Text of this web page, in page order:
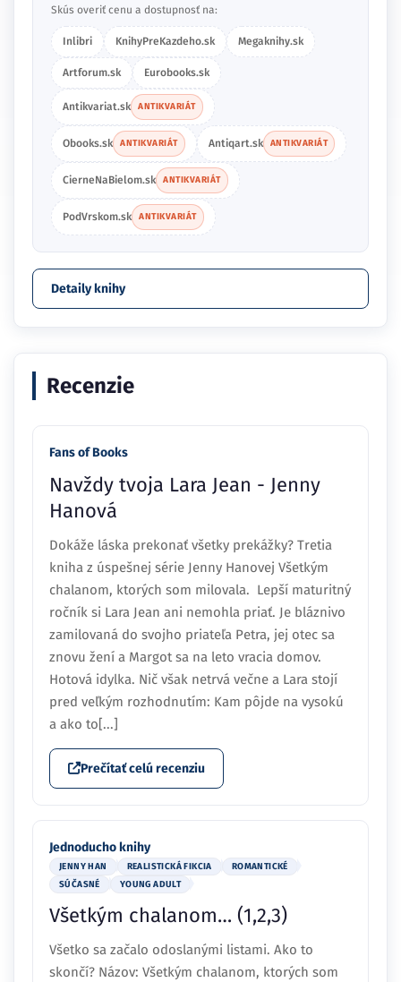
Skús overiť cenu a dostupnosť na:
Inlibri KnihyPreKazdeho.sk Megaknihy.sk
Artforum.sk Eurobooks.sk
Antikvariat.sk ANTIKVARIÁT
Obooks.sk ANTIKVARIÁT Antiqart.sk ANTIKVARIÁT
CierneNaBielom.sk ANTIKVARIÁT
PodVrskom.sk ANTIKVARIÁT
Detaily knihy
Recenzie
Fans of Books
Navždy tvoja Lara Jean - Jenny
Hanová
Dokáže láska prekonať všetky prekážky? Tretia
kniha z úspešnej série Jenny Hanovej Všetkým
chalanom, ktorých som milovala. Lepší maturitný
ročník si Lara Jean ani nemohla priať. Je bláznivo
zamilovaná do svojho priateľa Petra, jej otec sa
znovu žení a Margot sa na leto vracia domov.
Hotová idylka. Nič však netrvá večne a Lara stojí
pred veľkým rozhodnutím: Kam pôjde na vysokú
a ako to[...]
Prečítať celú recenziu
Jednoducho knihy
JENNY HAN REALISTICKÁ FIKCIA
ROMANTICKÉ
SÚČASNÉ
YOUNG ADULT
Všetkým chalanom… (1,2,3)
Všetko sa začalo odoslanými listami. Ako to
skončí? Názov: Všetkým chalanom, ktorých som